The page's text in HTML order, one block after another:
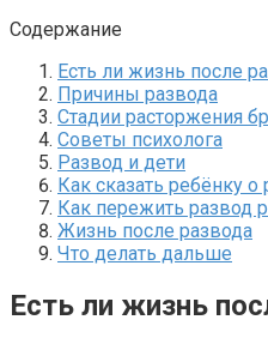
Содержание
Есть ли жизнь после
Причины развода
Стадии расторжения
Советы психолога
Развод и дети
Как сказать ребёнку о
Как пережить развод
Жизнь после развода
Что делать дальше
Есть ли жизнь